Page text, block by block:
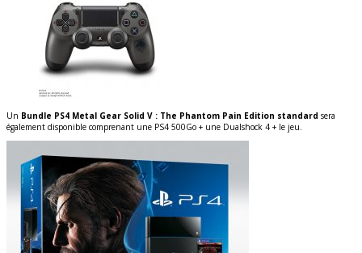
Un Bundle PS4 Metal Gear Solid V : The Phantom Pain Edition standard sera
également disponible comprenant une PS4 500Go + une Dualshock 4 + le jeu.